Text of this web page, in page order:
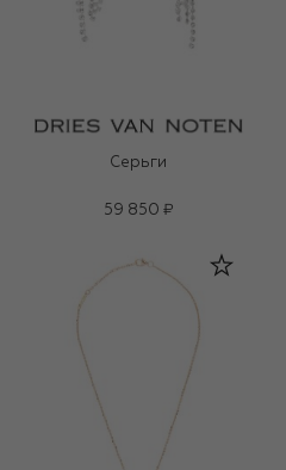
Серьги
59 850 ₽